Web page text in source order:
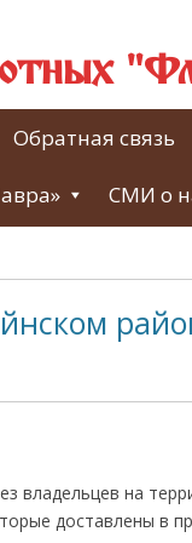
Обратная связь
СМИ о
владельцев на
доставлены в